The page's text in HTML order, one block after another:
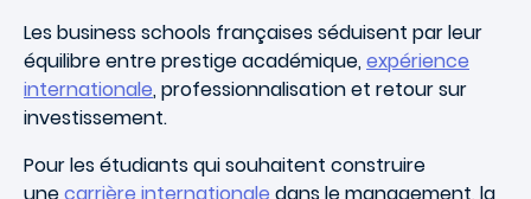
Les business schools françaises séduisent par leur
équilibre entre prestige académique,expérience
internationale, professionnalisation et retour sur
investissement.
Pour les étudiants qui souhaitent construire
unecarrière internationale dans le management, la